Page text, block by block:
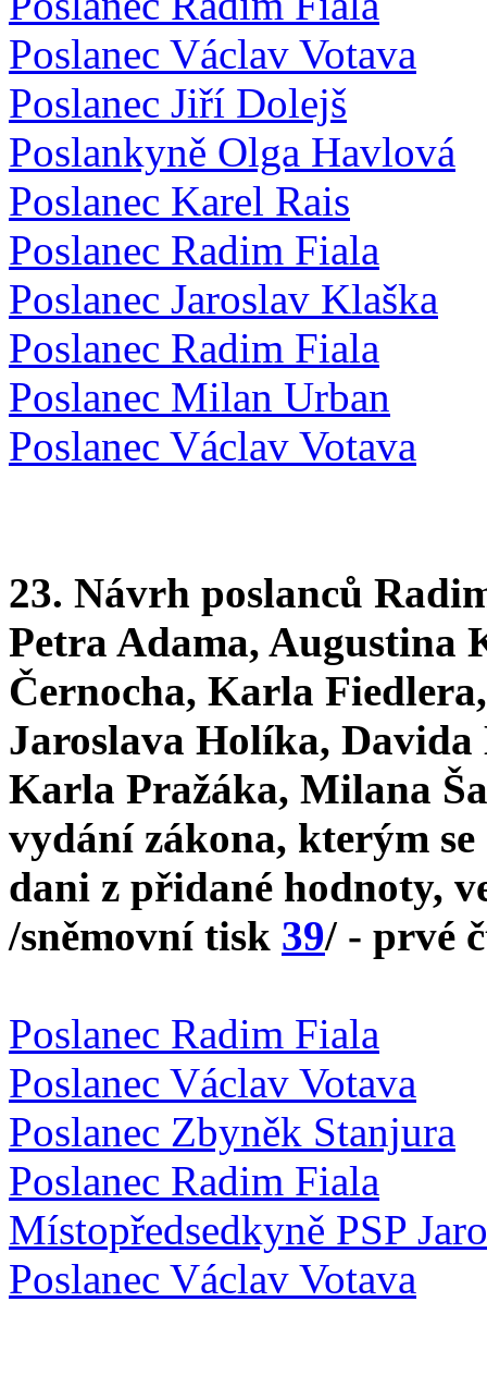
Poslanec Václav Votava
Poslanec Jiří Dolejš
Poslankyně Olga Havlová
Poslanec Karel Rais
Poslanec Radim Fiala
Poslanec Jaroslav Klaška
Poslanec Radim Fiala
Poslanec Milan Urban
Poslanec Václav Votava
23. Návrh poslanců
Petra Adama,
Černocha, Karla
Jaroslava Holíka,
Karla Pražáka, Milana
vydání zákona, kterým se
dani z přidané hodnoty,
/sněmovní tisk 39/ - prvé
Poslanec Radim Fiala
Poslanec Václav Votava
Poslanec Zbyněk Stanjura
Poslanec Radim Fiala
Místopředsedkyně PSP
Poslanec Václav Votava